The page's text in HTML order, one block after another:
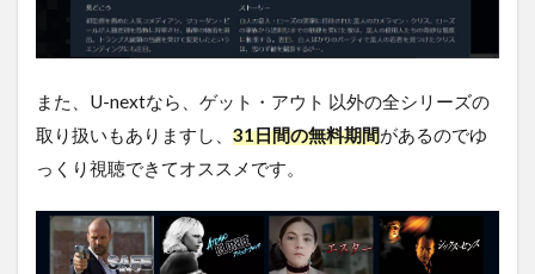
また、U-nextなら、ゲット・アウト 以外の全シリーズの
取り扱いもありますし、 31日間の無料期間があるのでゆ
っくり視聴できてオススメです。